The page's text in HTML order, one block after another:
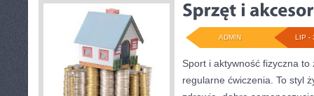
LIP -
ADMIN
Sport i aktywność fizyczna
regularne ćwiczenia. To styl